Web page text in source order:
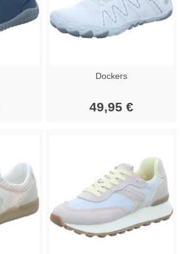
Dockers
49,95 €